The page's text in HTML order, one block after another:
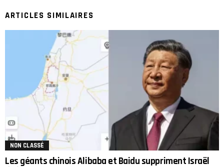
ARTICLES SIMILAIRES
NON CLASSÉ
Les géants chinois Alibaba et Baidu suppriment Israël